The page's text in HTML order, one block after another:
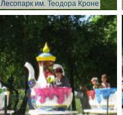
Лесопарк им. Теодора Кроне